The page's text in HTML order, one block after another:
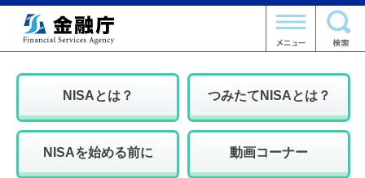
NISAとは？ つみたてNISAとは？
NISAを始める前に 動画コーナー